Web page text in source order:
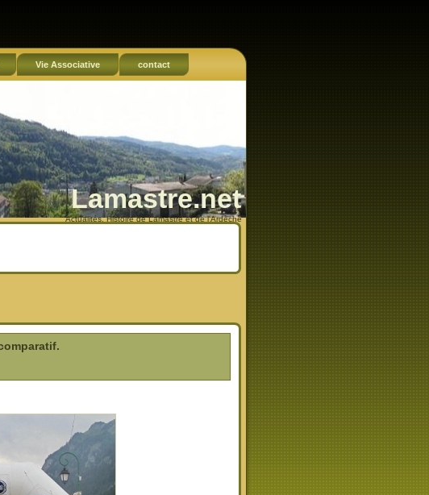
Vie Associative contact
Lamastre.net
Actualités, Histoire de Lamastre et de l'Ardèche